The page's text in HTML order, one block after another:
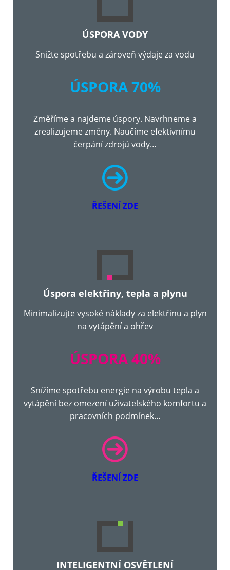
ÚSPORA VODY
Snižte spotřebu a zároveň výdaje za vodu
ÚSPORA 70%
Změříme a najdeme úspory. Navrhneme a
zrealizujeme změny. Naučíme efektivnímu
čerpání zdrojů vody…
ŘEŠENÍ ZDE
Úspora elektřiny, tepla a plynu
Minimalizujte vysoké náklady za elektřinu a plyn
na vytápění a ohřev
ÚSPORA 40%
Snížíme spotřebu energie na výrobu tepla a
vytápění bez omezení uživatelského komfortu a
pracovních podmínek…
ŘEŠENÍ ZDE
INTELIGENTNÍ OSVĚTLENÍ